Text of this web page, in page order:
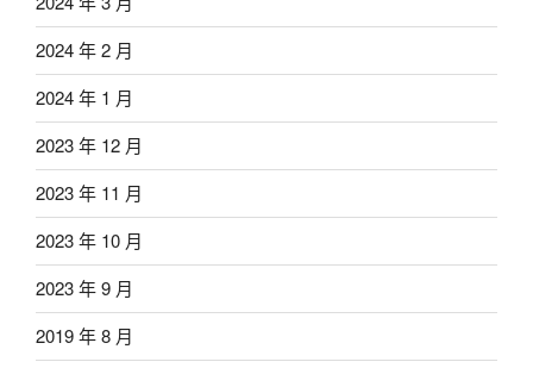
2024 年 2 月
2024 年 1 月
2023 年 12 月
2023 年 11 月
2023 年 10 月
2023 年 9 月
2019 年 8 月